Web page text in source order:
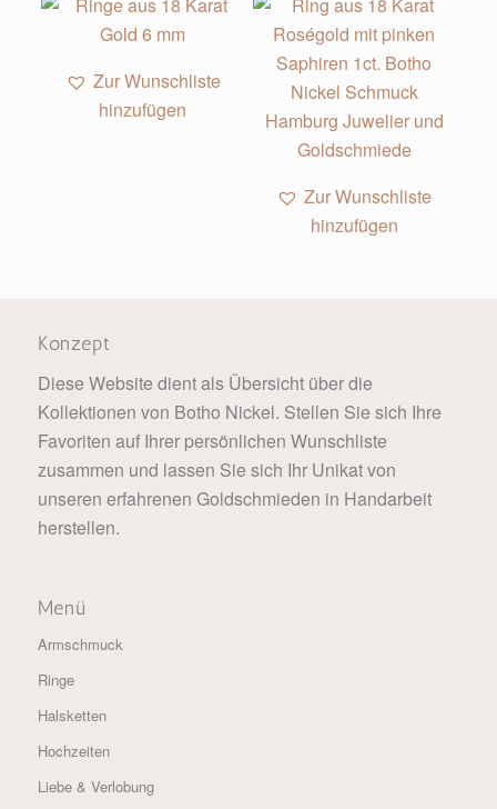
Zur Wunschliste
hinzufügen
Zur Wunschliste
hinzufügen
Konzept
Diese Website dient als Übersicht über die
Kollektionen von Botho Nickel. Stellen Sie sich Ihre
Favoriten auf Ihrer persönlichen Wunschliste
zusammen und lassen Sie sich Ihr Unikat von
unseren erfahrenen Goldschmieden in Handarbeit
herstellen.
Menü
Armschmuck
Ringe
Halsketten
Hochzeiten
Liebe & Verlobung